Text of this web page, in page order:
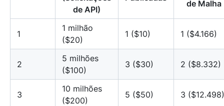
de API)
de Malha
1
1 milhão
($20)
1 ($10) 1 ($4.166)
2
5 milhões
($100)
3 ($30) 2 ($8.332)
3
10 milhões
($200)
5 ($50) 3 ($12.498)